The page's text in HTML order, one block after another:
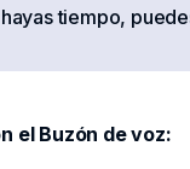
tiempo,
el Buzón de voz: